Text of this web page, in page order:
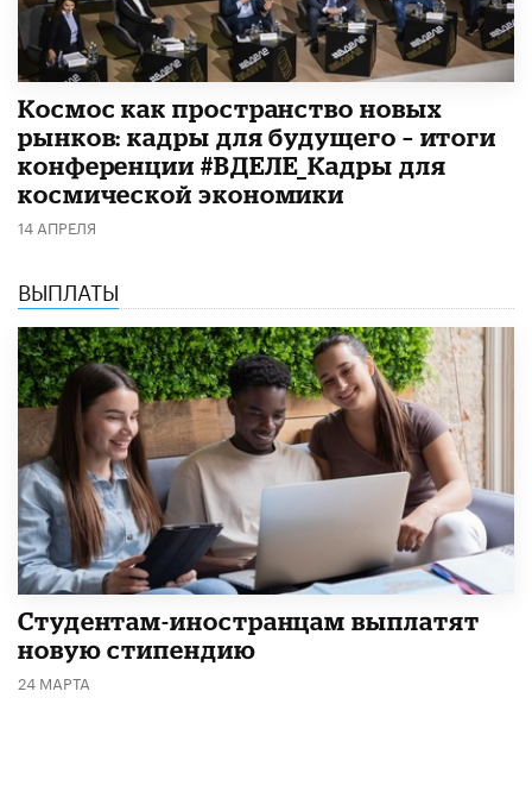
Космос как пространство новых
рынков: кадры для будущего – итоги
конференции #ВДЕЛЕ_Кадры для
космической экономики
14 АПРЕЛЯ
ВЫПЛАТЫ
Студентам-иностранцам выплатят
новую стипендию
24 МАРТА